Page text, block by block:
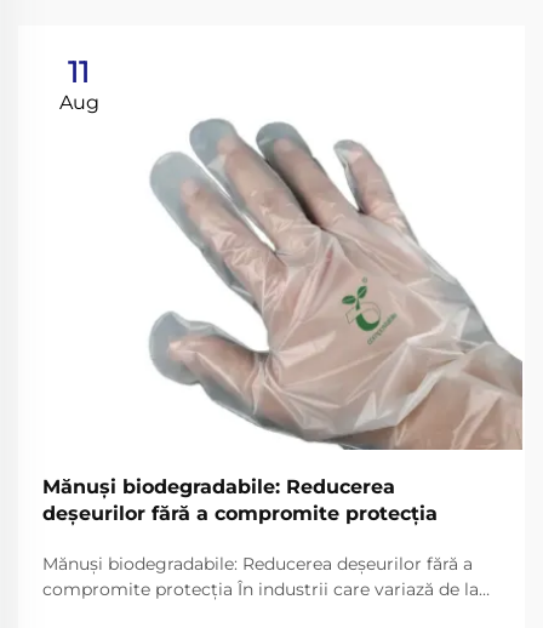
11
Aug
Mănuși biodegradabile: Reducerea
deșeurilor fără a compromite protecția
Mănuși biodegradabile: Reducerea deșeurilor fără a
compromite protecția În industrii care variază de la